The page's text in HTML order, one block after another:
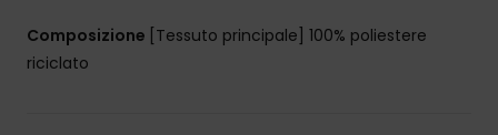
Composizione [Tessuto principale] 100% poliestere
riciclato